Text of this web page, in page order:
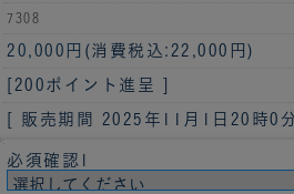
7308
20,000円 (消費税込:22,000円)
[200ポイント進呈 ]
[ 販売期間 2025年11月1日20時0
必須確認1